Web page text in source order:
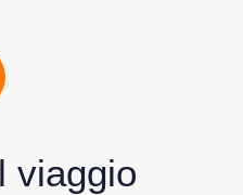
viaggio